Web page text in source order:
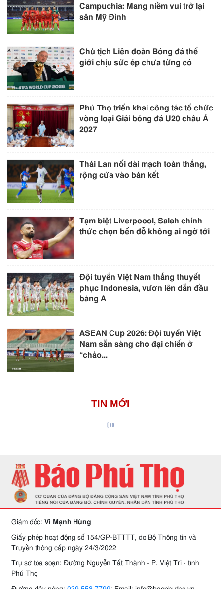
Campuchia: Mang niềm vui trở lại
sân Mỹ Đình
Chủ tịch Liên đoàn Bóng đá thế
giới chịu sức ép chưa từng có
Phú Thọ triển khai công tác tổ chức
vòng loại Giải bóng đá U20 châu Á
2027
Thái Lan nối dài mạch toàn thắng,
rộng cửa vào bán kết
Tạm biệt Liverpoool, Salah chính
thức chọn bến đỗ không ai ngờ tới
Đội tuyển Việt Nam thắng thuyết
phục Indonesia, vươn lên dẫn đầu
bảng A
ASEAN Cup 2026: Đội tuyển Việt
Nam sẵn sàng cho đại chiến ở
“chảo...
TIN MỚI
Giám đốc: Vi Mạnh Hùng
Giấy phép hoạt động số 154/GP-BTTTT, do Bộ Thông tin và
Truyền thông cấp ngày 24/3/2022
Trụ sở tòa soạn: Đường Nguyễn Tất Thành - P. Việt Trì - tỉnh
Phú Thọ